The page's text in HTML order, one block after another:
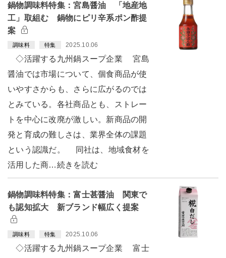
鍋物調味料特集：宮島醤油 「地産地
工」取組む 鍋物にピリ辛系ポン酢提
案
調味料 特集 2025.10.06
◇活躍する九州鍋スープ企業 宮島
醤油では市場について、個食商品が使
いやすさからも、さらに広がるのでは
とみている。各社商品とも、ストレー
トを中心に改廃が激しい。新商品の開
発と育成の難しさは、業界全体の課題
という認識だ。 同社は、地域食材を
活用した商…続きを読む
鍋物調味料特集：富士甚醤油 関東で
も認知拡大 新ブランド幅広く提案
調味料 特集 2025.10.06
◇活躍する九州鍋スープ企業 富士